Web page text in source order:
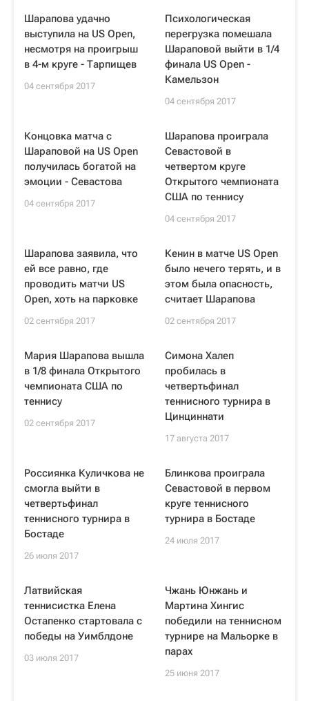
Шарапова удачно
выступила на US Open,
несмотря на проигрыш
в 4-м круге - Тарпищев
04 сентября 2017
Психологическая
перегрузка помешала
Шараповой выйти в 1/4
финала US Open -
Камельзон
04 сентября 2017
Концовка матча с
Шараповой на US Open
получилась богатой на
эмоции - Севастова
04 сентября 2017
Шарапова проиграла
Севастовой в
четвертом круге
Открытого чемпионата
США по теннису
04 сентября 2017
Шарапова заявила, что
ей все равно, где
проводить матчи US
Open, хоть на парковке
02 сентября 2017
Кенин в матче US Open
было нечего терять, и в
этом была опасность,
считает Шарапова
02 сентября 2017
Мария Шарапова вышла
в 1/8 финала Открытого
чемпионата США по
теннису
02 сентября 2017
Симона Халеп
пробилась в
четвертьфинал
теннисного турнира в
Цинциннати
17 августа 2017
Россиянка Куличкова не
смогла выйти в
четвертьфинал
теннисного турнира в
Бостаде
26 июля 2017
Блинкова проиграла
Севастовой в первом
круге теннисного
турнира в Бостаде
24 июля 2017
Латвийская
теннисистка Елена
Остапенко стартовала с
победы на Уимблдоне
03 июля 2017
Чжань Юнжань и
Мартина Хингис
победили на теннисном
турнире на Мальорке в
парах
25 июня 2017